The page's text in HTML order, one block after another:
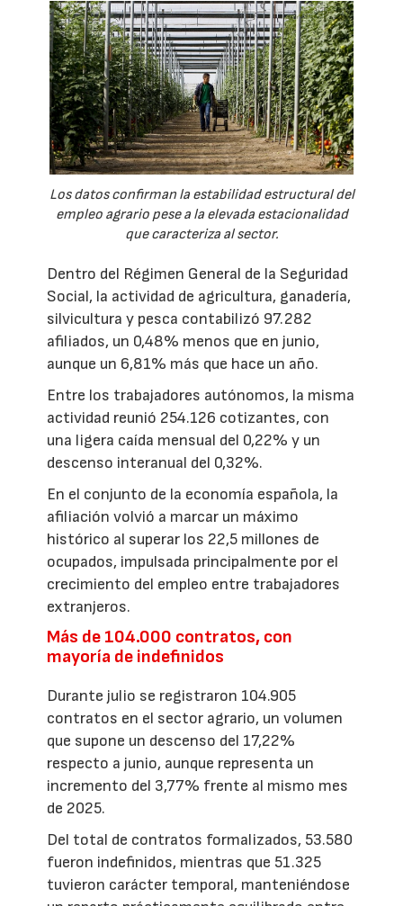
Los datos confirman la estabilidad estructural del
empleo agrario pese a la elevada estacionalidad
que caracteriza al sector.
Dentro del Régimen General de la Seguridad
Social, la actividad de agricultura, ganadería,
silvicultura y pesca contabilizó 97.282
afiliados, un 0,48% menos que en junio,
aunque un 6,81% más que hace un año.
Entre los trabajadores autónomos, la misma
actividad reunió 254.126 cotizantes, con
una ligera caída mensual del 0,22% y un
descenso interanual del 0,32%.
En el conjunto de la economía española, la
afiliación volvió a marcar un máximo
histórico al superar los 22,5 millones de
ocupados, impulsada principalmente por el
crecimiento del empleo entre trabajadores
extranjeros.
Más de 104.000 contratos, con
mayoría de indefinidos
Durante julio se registraron 104.905
contratos en el sector agrario, un volumen
que supone un descenso del 17,22%
respecto a junio, aunque representa un
incremento del 3,77% frente al mismo mes
de 2025.
Del total de contratos formalizados, 53.580
fueron indefinidos, mientras que 51.325
tuvieron carácter temporal, manteniéndose